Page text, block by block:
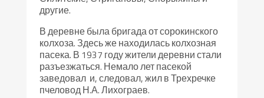
другие.
В деревне была бригада от сорокинского
колхоза. Здесь же находилась колхозная
пасека. В 1937 году жители деревни стали
разъезжаться. Немало лет пасекой
заведовал и, следовал, жил в Трехречке
пчеловод Н.А. Лихограев.